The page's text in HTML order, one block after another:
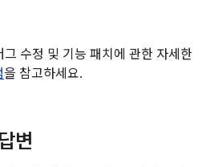
수정 및 기능 패치에 관한 자세한
을 참고하세요.
변